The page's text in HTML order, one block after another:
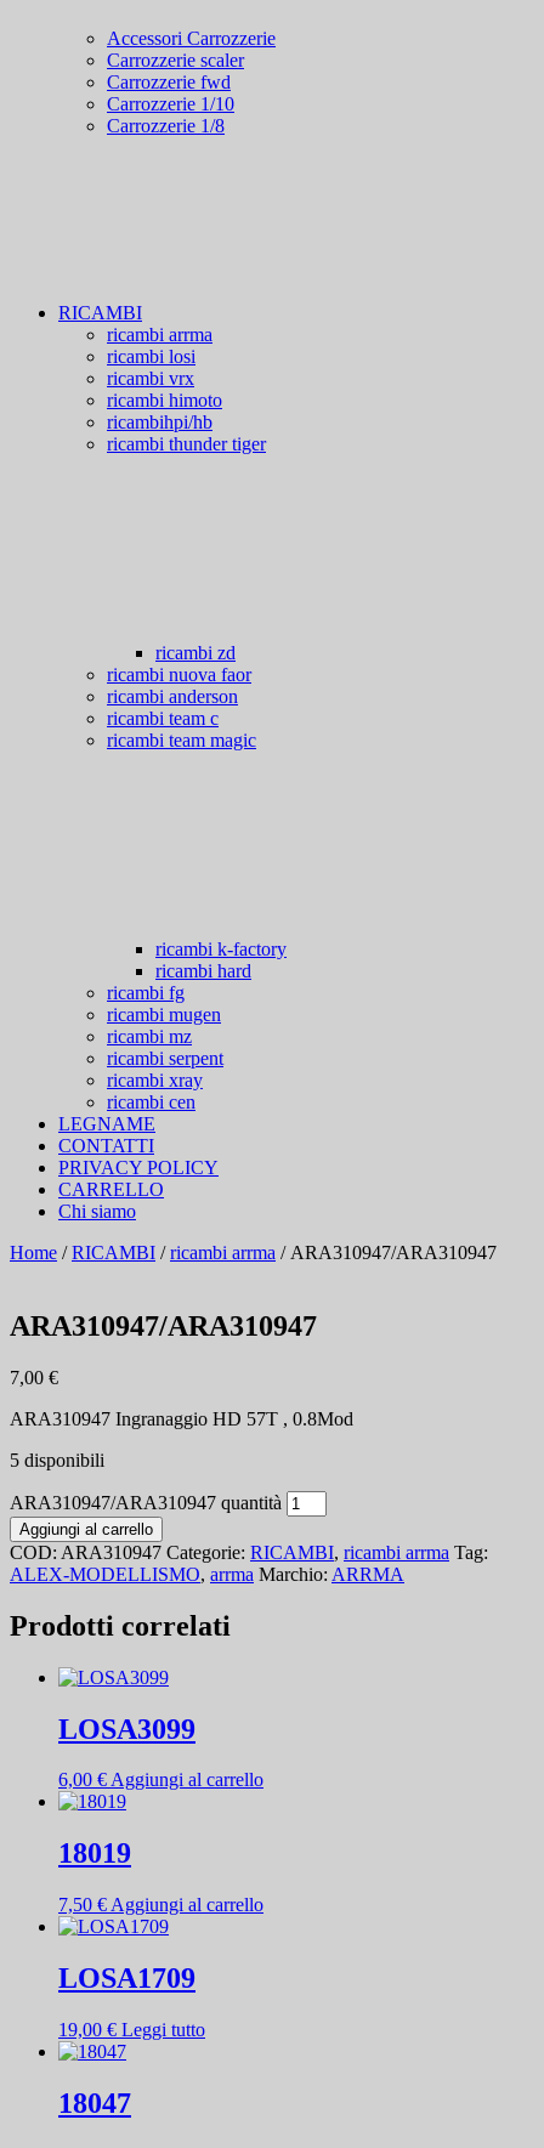
Accessori Carrozzerie
Carrozzerie scaler
Carrozzerie fwd
Carrozzerie 1/10
Carrozzerie 1/8
RICAMBI
ricambi arrma
ricambi losi
ricambi vrx
ricambi himoto
ricambihpi/hb
ricambi thunder tiger
ricambi zd
ricambi nuova faor
ricambi anderson
ricambi team c
ricambi team magic
ricambi k-factory
ricambi hard
ricambi fg
ricambi mugen
ricambi mz
ricambi serpent
ricambi xray
ricambi cen
LEGNAME
CONTATTI
PRIVACY POLICY
CARRELLO
Chi siamo
Home /RICAMBI /ricambi arrma / ARA310947/ARA310947
ARA310947/ARA310947
7,00 €
ARA310947 Ingranaggio HD 57T , 0.8Mod
5 disponibili
ARA310947/ARA310947 quantità
Aggiungi al carrello
COD: ARA310947 Categorie: RICAMBI, ricambi arrma Tag:
ALEX-MODELLISMO, arrma Marchio: ARRMA
Prodotti correlati
LOSA3099
6,00 €Aggiungi al carrello
18019
7,50 € Aggiungi al carrello
LOSA1709
19,00 € Leggi tutto
18047